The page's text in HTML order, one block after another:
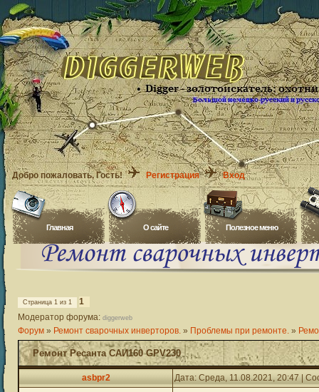
Добро пожаловать, Гость! Регистрация Вход
Главная O сайте Полезное меню
Страница 1 из 1
1
Модератор форума: diggerweb
Форум » Ремонт сварочных инверторов. » Проблемы при ремонте. »
Ремонт Ресанта САИ160 GPV230
asbpr2 Дата: Среда, 11.08.2021, 20:47 |